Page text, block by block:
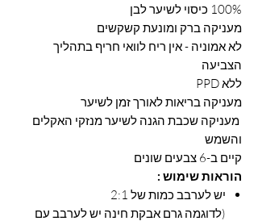
100% כיסוי לשיער לבן
מעניקה ברק ומונעת קשקשים
לא אמוניה - אין ריח לוואי חריף בתהליך
הצביעה
ללא PPD
מעניקה בריאות לאורך זמן לשיער
מעניקה שכבת הגנה לשיער מנזקי האקלים
והשמש
קיים ב-6 צבעים שונים
הוראות שימוש :
יש לערבב כמות של 2:1
(לדוגמה גרם אבקת חינה יש לערבב עם